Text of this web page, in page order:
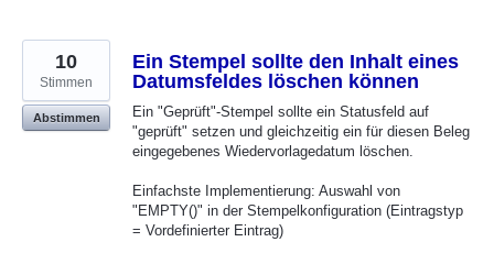
Ein Stempel sollte den Inhalt eines
Datumsfeldes löschen können
Ein "Geprüft"-Stempel sollte ein Statusfeld auf
"geprüft" setzen und gleichzeitig ein für diesen Beleg
eingegebenes Wiedervorlagedatum löschen.
Einfachste Implementierung: Auswahl von
"EMPTY()" in der Stempelkonfiguration (Eintragstyp
= Vordefinierter Eintrag)
10
Stimmen
Abstimmen